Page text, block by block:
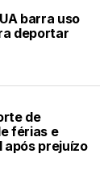
barra uso
deportar
de
férias e
prejuízo